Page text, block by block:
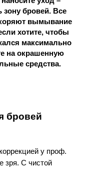
зону бровей. Все
вымывание
хотите, чтобы
максимально
на окрашенную
средства.
бровей
у проф.
зря. С чистой